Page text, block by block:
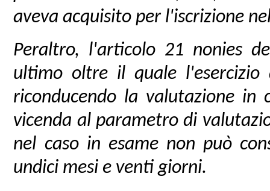
aveva acquisito per l'iscrizione
Peraltro, l'articolo 21 nonies
ultimo oltre il quale
riconducendo la valutazione
vicenda al parametro di
nel caso in esame non può
undici mesi e venti giorni.